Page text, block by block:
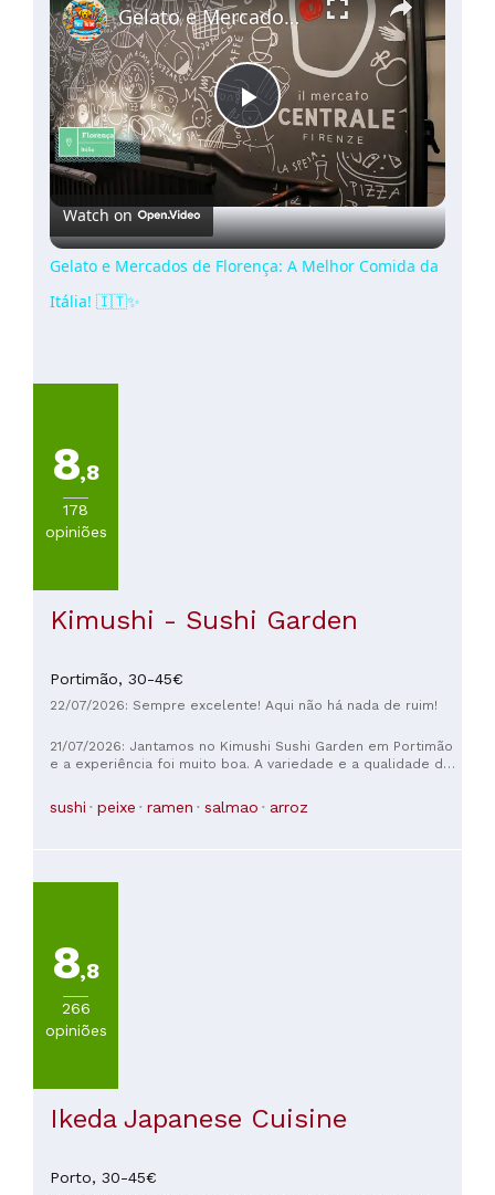
Play
Video
Gelato e Mercados de Florença: A Melhor Comida da Itália! 🇮🇹✨
Watch on
Gelato e Mercados de Florença: A Melhor Comida da
Itália! 🇮🇹✨
8,8
178
opiniões
Kimushi - Sushi Garden
Portimão, 30-45€
22/07/2026: Sempre excelente! Aqui não há nada de ruim!
21/07/2026: Jantamos no Kimushi Sushi Garden em Portimão
e a experiência foi muito boa. A variedade e a qualidade das
apresentação dos pratos. Talvez preferíssemos que
estivessem um pouco mais frios, mas entendo que com o
sushi peixe ramen salmao arroz
8,8
266
opiniões
Ikeda Japanese Cuisine
Porto, 30-45€